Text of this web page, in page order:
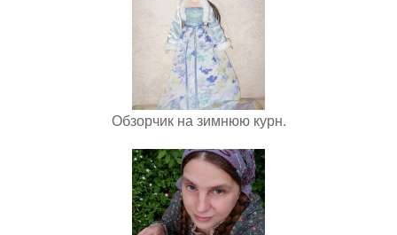
Обзорчик на зимнюю курн.